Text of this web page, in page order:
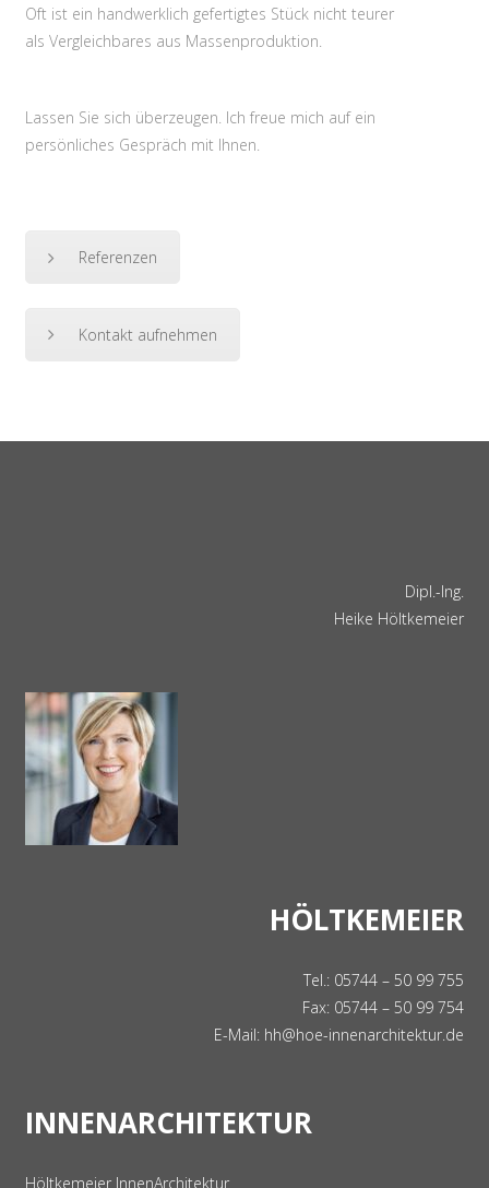
Oft ist ein handwerklich gefertigtes Stück nicht teurer
als Vergleichbares aus Massenproduktion.
Lassen Sie sich überzeugen. Ich freue mich auf ein
persönliches Gespräch mit Ihnen.
Referenzen
Kontakt aufnehmen
Dipl.-Ing.
Heike Höltkemeier
HÖLTKEMEIER
Tel.: 05744 – 50 99 755
Fax: 05744 – 50 99 754
E-Mail: hh@hoe-innenarchitektur.de
INNENARCHITEKTUR
Höltkemeier InnenArchitektur